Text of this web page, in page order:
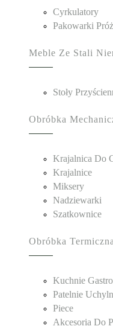
Cyrkulatory
Pakowarki
Meble Ze Stali
Stoły
Obróbka
Krajalnica Do
Krajalnice
Miksery
Nadziewarki
Szatkownice
Obróbka Termiczna
Kuchnie
Patelnie
Piece
Akcesoria Do